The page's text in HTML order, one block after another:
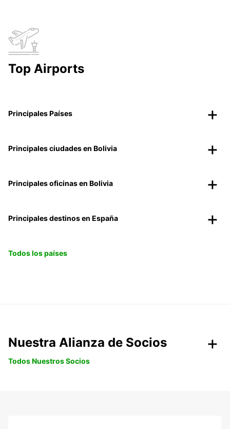
Top Airports
Principales Países
Principales ciudades en Bolivia
Principales oficinas en Bolivia
Principales destinos en España
Todos los países
Nuestra Alianza de Socios
Todos Nuestros Socios